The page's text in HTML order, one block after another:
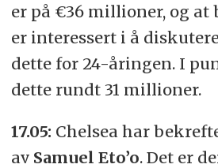
er på €36 millioner, og at
er interessert i å
dette for 24-åringen. I
dette rundt 31 millioner.
17.05: Chelsea har
av Samuel Eto’o. Det er